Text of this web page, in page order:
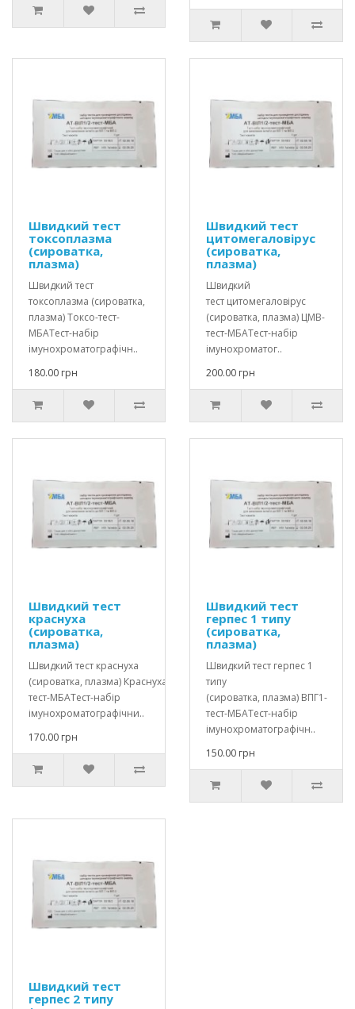
Швидкий тест
токсоплазма
(сироватка,
плазма)
Швидкий тест
токсоплазма (сироватка,
плазма) Токсо-тест-
МБАТест-набір
імунохроматографічн..
180.00 грн
Швидкий тест
цитомегаловірус
(сироватка,
плазма)
Швидкий
тест цитомегаловірус
(сироватка, плазма) ЦМВ-
тест-МБАТест-набір
імунохроматог..
200.00 грн
Швидкий тест
краснуха
(сироватка,
плазма)
Швидкий тест краснуха
(сироватка, плазма) Краснуха-
тест-МБАТест-набір
імунохроматографічни..
170.00 грн
Швидкий тест
герпес 1 типу
(сироватка,
плазма)
Швидкий тест герпес 1
типу
(сироватка, плазма) ВПГ1-
тест-МБАТест-набір
імунохроматографічн..
150.00 грн
Швидкий тест
герпес 2 типу